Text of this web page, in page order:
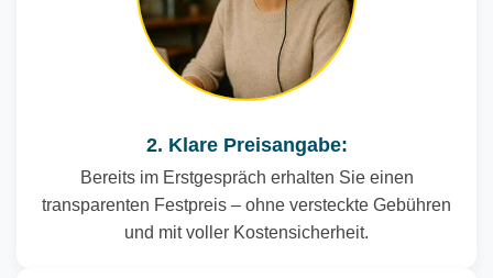
2. Klare Preisangabe:
Bereits im Erstgespräch erhalten Sie einen
transparenten Festpreis – ohne versteckte Gebühren
und mit voller Kostensicherheit.